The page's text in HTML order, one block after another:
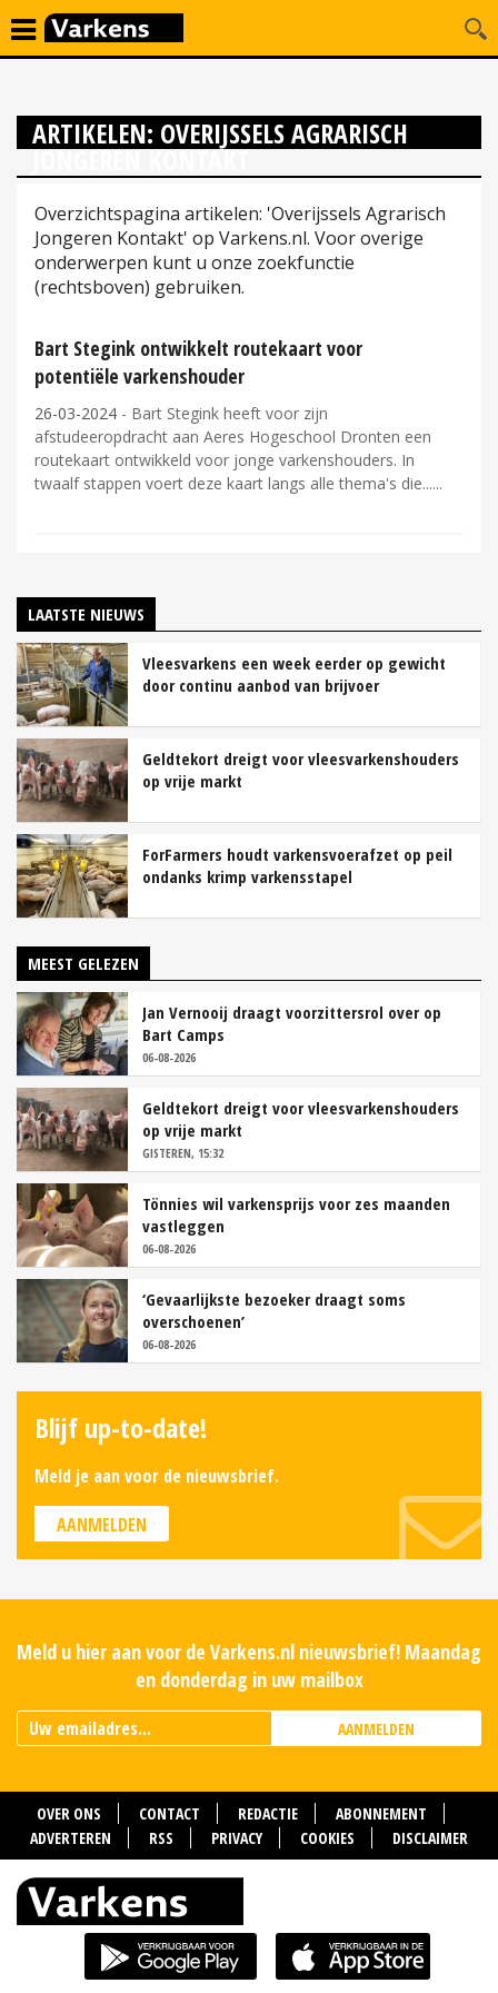
ARTIKELEN: OVERIJSSELS AGRARISCH
JONGEREN KONTAKT
Overzichtspagina artikelen: 'Overijssels Agrarisch
Jongeren Kontakt' op Varkens.nl. Voor overige
onderwerpen kunt u onze zoekfunctie
(rechtsboven) gebruiken.
Bart Stegink ontwikkelt routekaart voor
potentiële varkenshouder
26-03-2024 - Bart Stegink heeft voor zijn
afstudeeropdracht aan Aeres Hogeschool Dronten een
routekaart ontwikkeld voor jonge varkenshouders. In
twaalf stappen voert deze kaart langs alle thema's die...
LAATSTE NIEUWS
Vleesvarkens een week eerder op gewicht
door continu aanbod van brijvoer
Geldtekort dreigt voor vleesvarkenshouders
op vrije markt
ForFarmers houdt varkensvoerafzet op peil
ondanks krimp varkensstapel
MEEST GELEZEN
Jan Vernooij draagt voorzittersrol over op
Bart Camps
06-08-2026
Geldtekort dreigt voor vleesvarkenshouders
op vrije markt
GISTEREN, 15:32
Tönnies wil varkensprijs voor zes maanden
vastleggen
06-08-2026
‘Gevaarlijkste bezoeker draagt soms
overschoenen’
06-08-2026
Blijf up-to-date!
Meld je aan voor de nieuwsbrief.
AANMELDEN
Meld u hier aan voor de Varkens.nl nieuwsbrief! Maandag
en donderdag in uw mailbox
AANMELDEN
OVER ONS CONTACT REDACTIE
ABONNEMENT
ADVERTEREN
RSS PRIVACY COOKIES DISCLAIMER